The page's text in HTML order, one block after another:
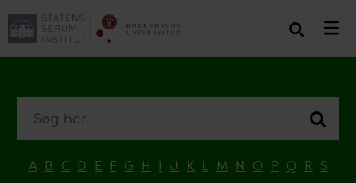
A B C D E F G H I J K L M N O P Q R S